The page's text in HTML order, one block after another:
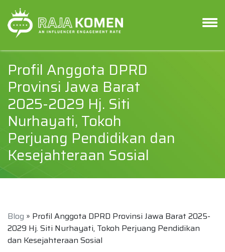
Profil Anggota DPRD
Provinsi Jawa Barat
2025-2029 Hj. Siti
Nurhayati, Tokoh
Perjuang Pendidikan dan
Kesejahteraan Sosial
Blog » Profil Anggota DPRD Provinsi Jawa Barat 2025-
2029 Hj. Siti Nurhayati, Tokoh Perjuang Pendidikan
dan Kesejahteraan Sosial